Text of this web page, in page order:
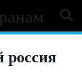
россия